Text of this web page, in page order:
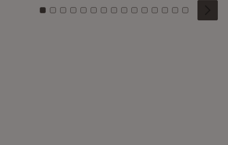
Zu Kachel: 0
Zu Kachel: 1
Zu Kachel: 2
Zu Kachel: 3
Zu Kachel: 4
Zu Kachel: 5
Zu Kachel: 6
Zu Kachel: 7
Zu Kachel: 8
Zu Kachel: 9
Zu Kachel: 10
Zu Kachel: 11
Zu Kachel: 12
Zu Kachel:
Zu